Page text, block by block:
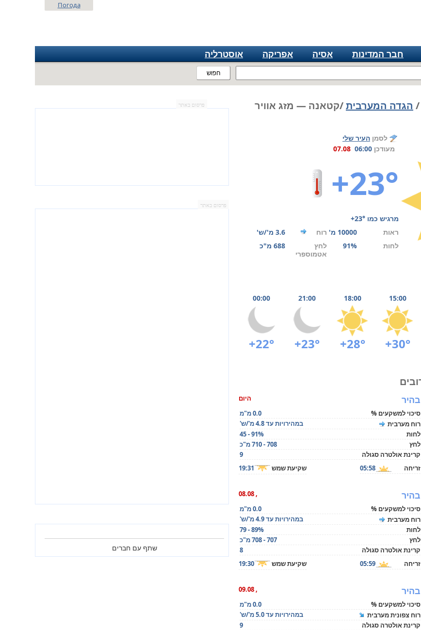
חפוש
Погода
חבר המדינות אסיה אפריקה אוסטרליה
/ הגדה המערבית/קטאנה — מזג אוויר
לסמן העיר שלי
מעודכן 06:00
07.08
+23°
מרגיש כמו +23°
ראות
10000 מ' רוח
3.6 מ'/ש'
לחות
91%
לחץ
אטמוספרי
688 מ"כ
15:00
18:00
21:00
00:00
+30°
+28°
+23°
+22°
היום בהיר
סיכוי למשקעים %
0.0 מ"מ
רוח מערבית
במהירויות עד 4.8 מ'/ש'
לחות
45 - 91%
לחץ
708 - 710 מ"כ
קרינת אולטרה סגולה
9
זריחה
05:58 שקיעת שמש 19:31
, 08.08 בהיר
סיכוי למשקעים %
0.0 מ"מ
רוח מערבית
במהירויות עד 4.9 מ'/ש'
לחות
79 - 89%
לחץ
707 - 708 מ"כ
קרינת אולטרה סגולה
8
זריחה
05:59 שקיעת שמש 19:30
, 09.08 בהיר
סיכוי למשקעים %
0.0 מ"מ
רוח צפונית מערבית
במהירויות עד 5.0 מ'/ש'
קרינת אולטרה סגולה
9
פרסום באתר
פרסום באתר
שתף עם חברים